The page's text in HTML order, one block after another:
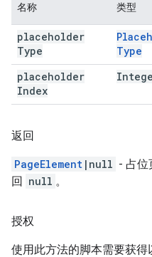
名称 类型
placeholder
Type
Type
placeholder
Index
返回
PageElement |null - 占位
回 null 。
授权
使用此方法的脚本需要获得